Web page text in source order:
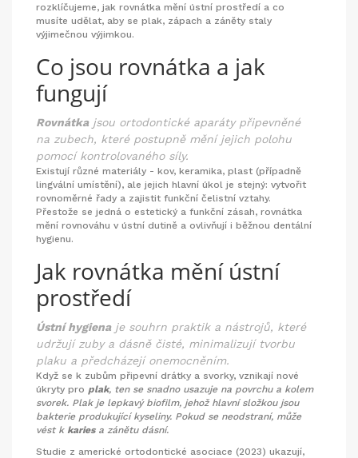
rozklíčujeme, jak rovnátka mění ústní prostředí a co
musíte udělat, aby se plak, zápach a záněty staly
výjimečnou výjimkou.
Co jsou rovnátka a jak
fungují
Rovnátkajsou ortodontické aparáty připevněné
na zubech, které postupně mění jejich polohu
pomocí kontrolovaného síly.
Existují různé materiály - kov, keramika, plast (případně
lingvální umístění), ale jejich hlavní úkol je stejný: vytvořit
rovnoměrné řady a zajistit funkční čelistní vztahy.
Přestože se jedná o estetický a funkční zásah, rovnátka
mění rovnováhu v ústní dutině a ovlivňují i běžnou dentální
hygienu.
Jak rovnátka mění ústní
prostředí
Ústní hygienaje souhrn praktik a nástrojů, které
udržují zuby a dásně čisté, minimalizují tvorbu
plaku a předcházejí onemocněním.
Když se k zubům připevní drátky a svorky, vznikají nové
úkryty pro plak, ten se snadno usazuje na povrchu a kolem
svorek. Plak je lepkavý biofilm, jehož hlavní složkou jsou
bakterie produkující kyseliny. Pokud se neodstraní, může
vést k kariesa zánětu dásní.
Studie z americké ortodontické asociace (2023) ukazují,